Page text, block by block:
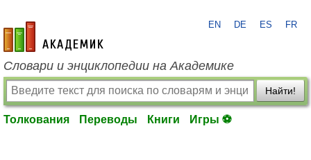
academic.ru
EN DE ES FR
Словари и энциклопедии на Академике
Найти!
Толкования Переводы Книги Игры ⚽